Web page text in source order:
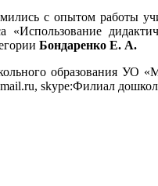
с опытом работы
«Использование
Бондаренко Е. А.
образования УО
skype:Филиал